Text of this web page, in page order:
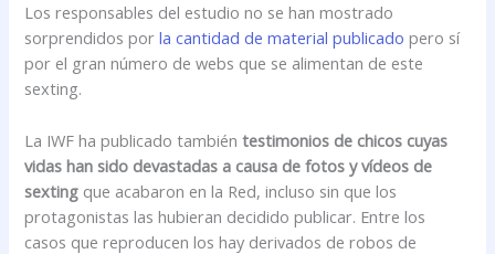
Los responsables del estudio no se han mostrado
sorprendidos porla cantidad de material publicado pero sí
por el gran número de webs que se alimentan de este
sexting.
La IWF ha publicado tambiéntestimonios de chicos cuyas
vidas han sido devastadas a causa de fotos y vídeos de
sexting que acabaron en la Red, incluso sin que los
protagonistas las hubieran decidido publicar. Entre los
casos que reproducen los hay derivados de robos de